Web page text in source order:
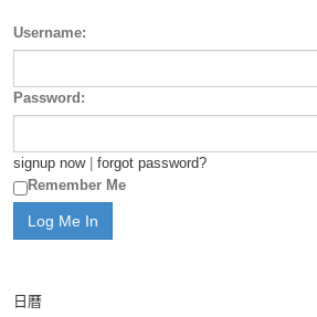
Username:
Password:
signup now| forgot password?
Remember Me
日曆